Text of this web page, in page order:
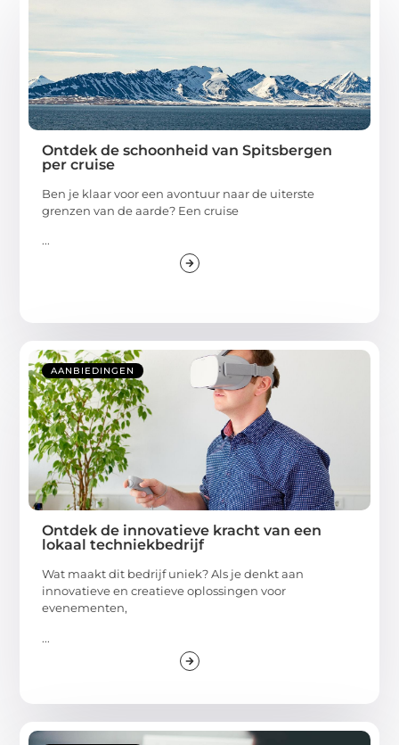
Ontdek de schoonheid van Spitsbergen
per cruise
Ben je klaar voor een avontuur naar de uiterste
grenzen van de aarde? Een cruise
...
AANBIEDINGEN
Ontdek de innovatieve kracht van een
lokaal techniekbedrijf
Wat maakt dit bedrijf uniek? Als je denkt aan
innovatieve en creatieve oplossingen voor
evenementen,
...